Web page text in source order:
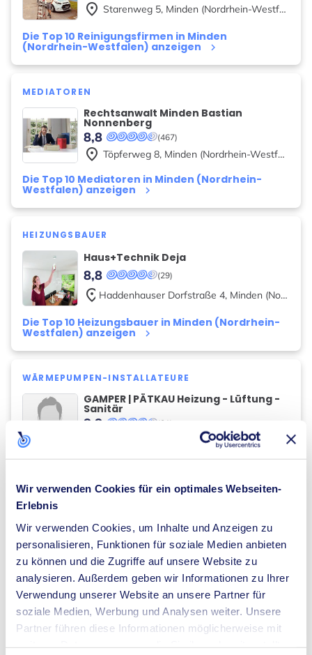
Wir verwenden Cookies für ein optimales Webseiten-
Erlebnis
Wir verwenden Cookies, um Inhalte und Anzeigen zu
personalisieren, Funktionen für soziale Medien anbieten
zu können und die Zugriffe auf unsere Website zu
analysieren. Außerdem geben wir Informationen zu Ihrer
Verwendung unserer Website an unsere Partner für
soziale Medien, Werbung und Analysen weiter. Unsere
Partner führen diese Informationen möglicherweise mit
Die Top 10 Reinigungsfirmen in Minden
(Nordrhein-Westfalen) anzeigen keyboard_arrow_right
place Starenweg 5, Minden (Nordrhein-Westfalen)
MEDIATOREN
Rechtsanwalt Minden Bastian
Nonnenberg
(467)
8,8
Die Top 10 Mediatoren in Minden (Nordrhein-
Westfalen) anzeigen keyboard_arrow_right
place Töpferweg 8, Minden (Nordrhein-Westfalen)
HEIZUNGSBAUER
Haus+Technik Deja
(29)
8,8
Die Top 10 Heizungsbauer in Minden (Nordrhein-
Westfalen) anzeigen keyboard_arrow_right
placeHaddenhauser Dorfstraße 4, Minden (Nordrhein-Westfalen)
WÄRMEPUMPEN-INSTALLATEURE
GAMPER | PÄTKAU Heizung - Lüftung -
Sanitär
(81)
8,8
Minden (Nordrhein-Westfalen)
Schlottmann Heizung-Sanitär GmbH &
Co. KG
(34)
8,7
Die Top 10 Energieberater in Minden (Nordrhein-
Westfalen) anzeigen keyboard_arrow_right
place Brake 4,Minden (Nordrhein-Westfalen)